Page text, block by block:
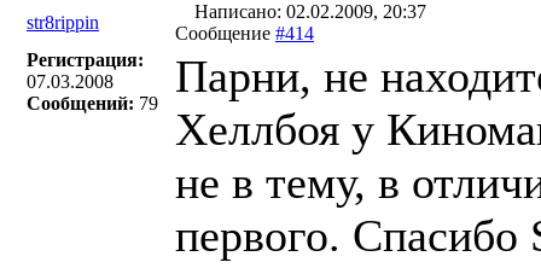
str8rippin
Написано: 02.02.2009, 20:37
Сообщение #414
Регистрация:
07.03.2008
Сообщений: 79
Парни, не
Хеллбоя у
не в тему, в
первого. Спасибо